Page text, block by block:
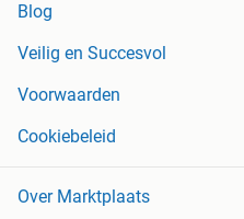
Blog
Veilig en Succesvol
Voorwaarden
Cookiebeleid
Over Marktplaats